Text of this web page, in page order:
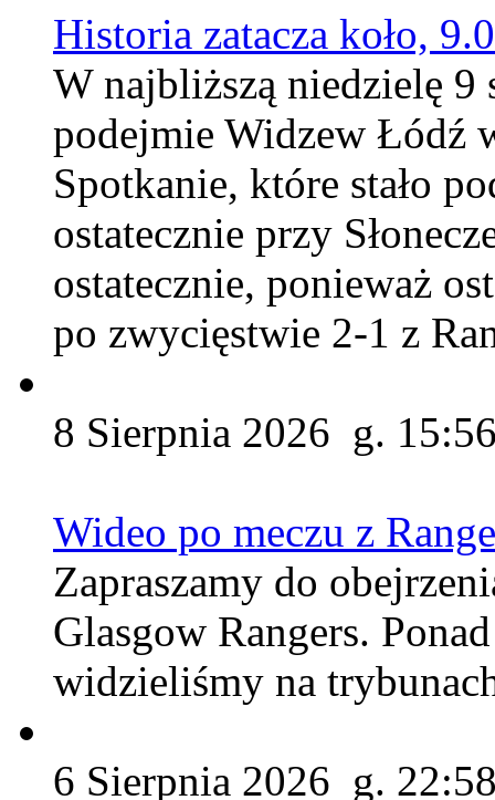
Historia zatacza koło,
W najbliższą niedzielę 9
podejmie Widzew Łódź
Spotkanie, które stało
ostatecznie przy
ostatecznie, ponieważ
po zwycięstwie 2-1 z
8 Sierpnia 2026 g.
Wideo po meczu z
Zapraszamy do
Glasgow Rangers.
widzieliśmy na
6 Sierpnia 2026 g.